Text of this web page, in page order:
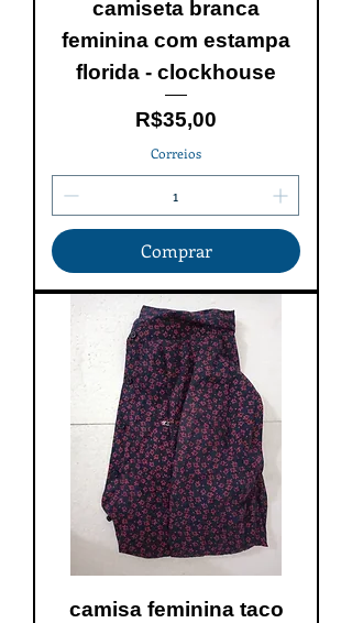
camiseta branca
feminina com estampa
florida - clockhouse
Price
R$35,00
Correios
Comprar
camisa feminina taco